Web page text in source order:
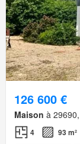
126 600 €
Maison à
4 93 m²